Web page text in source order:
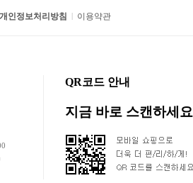
개인정보처리방침 | 이용약관
QR코드 안내
지금 바로 스캔하세요